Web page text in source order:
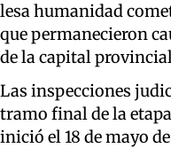
lesa humanidad
que permanecieron
de la capital
Las inspecciones
tramo final de la
inició el 18 de mayo